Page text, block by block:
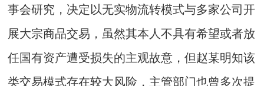
事会研究，决定以无实物流转模式与多家公司开
展大宗商品交易，虽然其本人不具有希望或者放
任国有资产遭受损失的主观故意，但赵某明知该
类交易模式存在较大风险，主管部门也曾多次提